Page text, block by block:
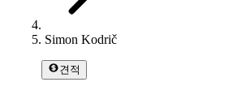
Simon Kodrič
견적